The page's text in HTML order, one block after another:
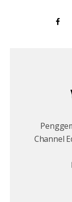
Channel